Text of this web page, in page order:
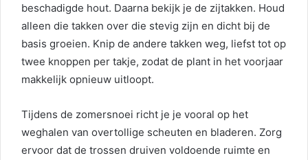
beschadigde hout. Daarna bekijk je de zijtakken. Houd
alleen die takken over die stevig zijn en dicht bij de
basis groeien. Knip de andere takken weg, liefst tot op
twee knoppen per takje, zodat de plant in het voorjaar
makkelijk opnieuw uitloopt.
Tijdens de zomersnoei richt je je vooral op het
weghalen van overtollige scheuten en bladeren. Zorg
ervoor dat de trossen druiven voldoende ruimte en